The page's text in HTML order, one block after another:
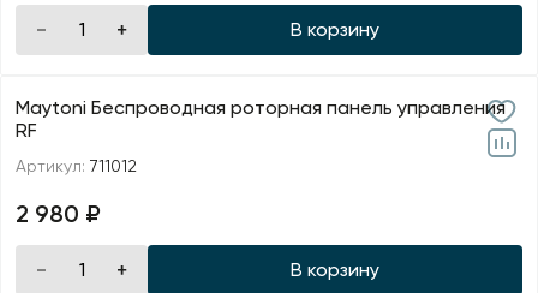
В корзину
Maytoni Беспроводная роторная панель управления
RF
Артикул: 711012
2 980 ₽
В корзину